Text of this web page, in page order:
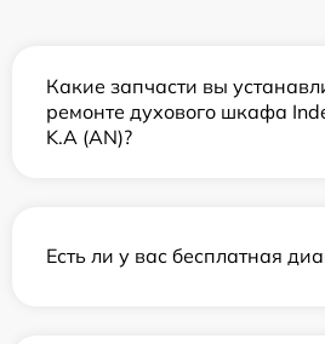
Какие запчасти вы
ремонте духового шкафа
K.A (AN)?
Есть ли у вас бесплатная